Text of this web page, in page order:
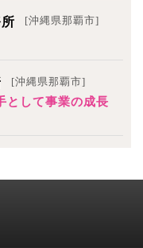
[沖縄県那覇市]
[沖縄県那覇市]
として事業の成長